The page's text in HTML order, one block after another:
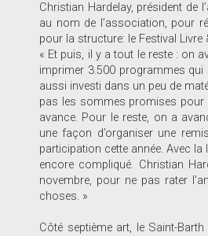
Christian Hardelay, président de
au nom de l’association, pour
pour la structure: le Festival
« Et puis, il y a tout le reste : on
imprimer 3.500 programmes
aussi investi dans un peu de
pas les sommes promises pour
avance. Pour le reste, on a
une façon d’organiser une
participation cette année. Avec
encore compliqué. Christian
novembre, pour ne pas rater
choses. »
Côté septième art, le Saint-